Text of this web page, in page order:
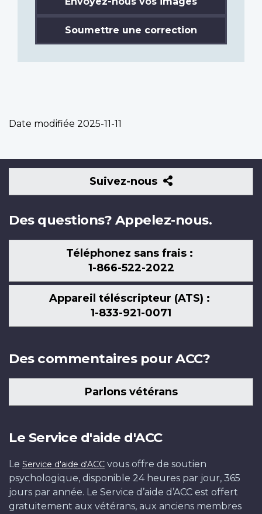
Soumettre une correction
Date modifiée 2025-11-11
Suivez-nous
Suivez-
nous
Des questions? Appelez-nous.
Téléphonez sans frais :
1-866-522-2022
Appareil téléscripteur (ATS) :
1-833-921-0071
Des commentaires pour ACC?
Parlons vétérans
Le Service d'aide d'ACC
Le Service d'aide d'ACC vous offre de soutien
psychologique, disponible 24 heures par jour, 365
jours par année. Le Service d’aide d’ACC est offert
gratuitement aux vétérans, aux anciens membres